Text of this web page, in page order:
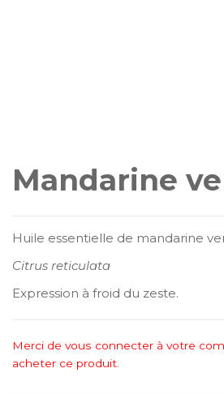
Mandarine
Huile essentielle de mandarine
Citrus reticulata
Expression à froid du zeste.
Merci de vous connecter à votre
acheter ce produit.